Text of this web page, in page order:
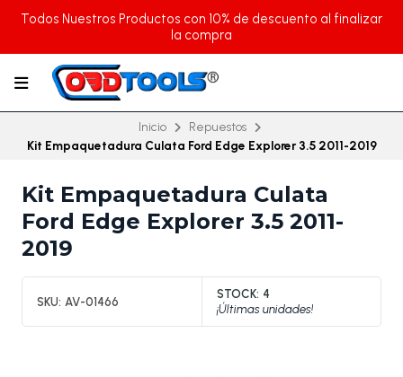
Todos Nuestros Productos con 10% de descuento al finalizar
la compra
Inicio
Repuestos
Kit Empaquetadura Culata Ford Edge Explorer 3.5 2011-2019
Kit Empaquetadura Culata
Ford Edge Explorer 3.5 2011-
2019
SKU: AV-01466
STOCK: 4
¡Últimas unidades!